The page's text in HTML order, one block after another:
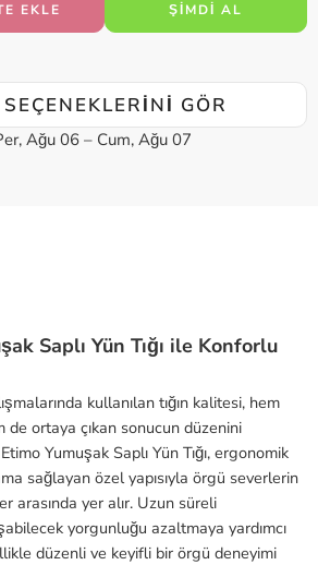
EKLE ŞIMDI AL
GÖR
Ağu 06 – Cum, Ağu 07
Saplı Yün Tığı ile Konforlu
kullanılan tığın kalitesi, hem
de ortaya çıkan sonucun düzenini
Yumuşak Saplı Yün Tığı, ergonomik
sağlayan özel yapısıyla örgü severlerin
arasında yer alır. Uzun süreli
yorgunluğu azaltmaya yardımcı
düzenli ve keyifli bir örgü deneyimi